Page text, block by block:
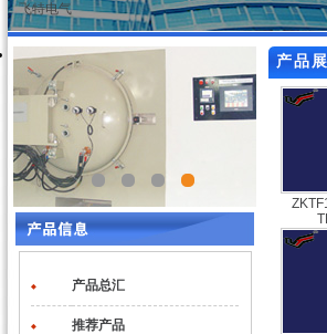
飞特电气
◆ 产品总汇
◆ 推荐产品
产品